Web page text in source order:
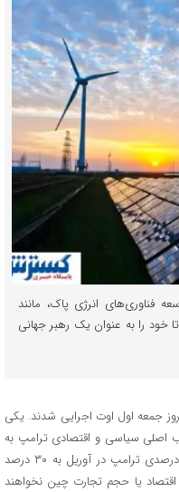
انرژی پاک، مانند
را به عنوان یک رهبر جهانی
جمعه اول اوت اجرایی شدند. یکی
اصلی سیاسی و اقتصادی ترامپ به
شمار می‌رود. اما این تعرفه‌ها که از تهدید ۱۴۵ درصدی ترامپ در آوریل به ۳۰ درصد
یا حجم تجارت چین نخواهند